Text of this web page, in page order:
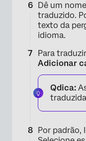
Dê um
traduzido.
texto da
idioma.
Para
Adicionar
Qdica:
Por padrão,